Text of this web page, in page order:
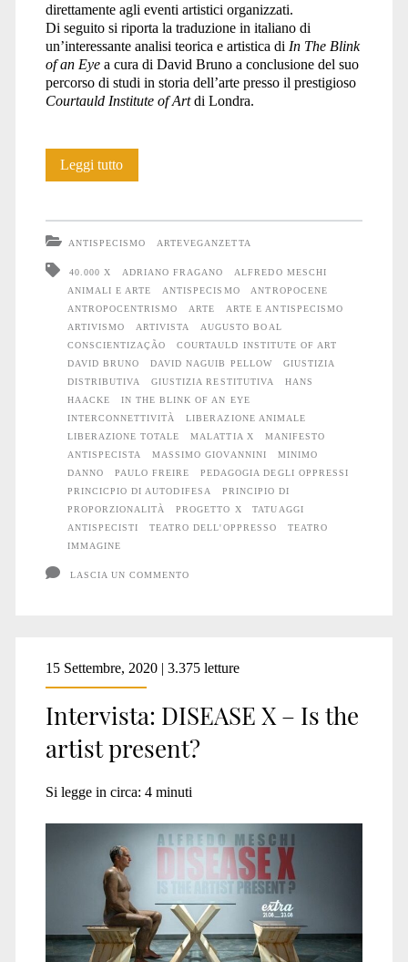
direttamente agli eventi artistici organizzati.
Di seguito si riporta la traduzione in italiano di
un’interessante analisi teorica e artistica di In The Blink
of an Eyea cura di David Bruno a conclusione del suo
percorso di studi in storia dell’arte presso il prestigioso
Courtauld Institute of Artdi Londra.
Leggi tuttoÈ
ANTISPECISMO ARTEVEGANZETTA
40.000 X ADRIANO FRAGANO
ALFREDO MESCHI
ANIMALI E ARTE
ANTISPECISMO
ANTROPOCENE
ANTROPOCENTRISMO
ARTE
ARTE E ANTISPECISMO
ARTIVISMO
ARTIVISTA
AUGUSTO BOAL
CONSCIENTIZAÇÃO
COURTAULD INSTITUTE OF ART
DAVID BRUNO
DAVID NAGUIB PELLOW
GIUSTIZIA
DISTRIBUTIVA
GIUSTIZIA RESTITUTIVA
HANS
HAACKE
IN THE BLINK OF AN EYE
INTERCONNETTIVITÀ
LIBERAZIONE ANIMALE
LIBERAZIONE TOTALE
MALATTIA X
MANIFESTO
ANTISPECISTA
MASSIMO GIOVANNINI
MINIMO
DANNO
PAULO FREIRE
PEDAGOGIA DEGLI OPPRESSI
PRINCICPIO DI AUTODIFESA
PRINCIPIO DI
PROPORZIONALITÀ
PROGETTO X
TATUAGGI
ANTISPECISTI
TEATRO DELL'OPPRESSO
TEATRO
IMMAGINE
LASCIA UN COMMENTO
15 Settembre, 2020 | 3.375 letture
Intervista: DISEASE X – Is the
artist present?
Si legge in circa: 4 minuti